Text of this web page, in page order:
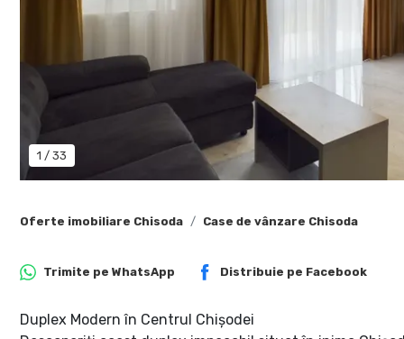
1 / 33
Oferte imobiliare Chisoda Case de vânzare Chisoda
Trimite pe WhatsApp Distribuie pe Facebook
Duplex Modern în Centrul Chișodei